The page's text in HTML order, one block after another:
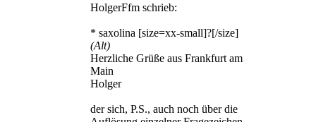
HolgerFfm schrieb:
* saxolina [size=xx-small]?[/size]
(Alt)
Herzliche Grüße aus Frankfurt am
Main
Holger
der sich, P.S., auch noch über die